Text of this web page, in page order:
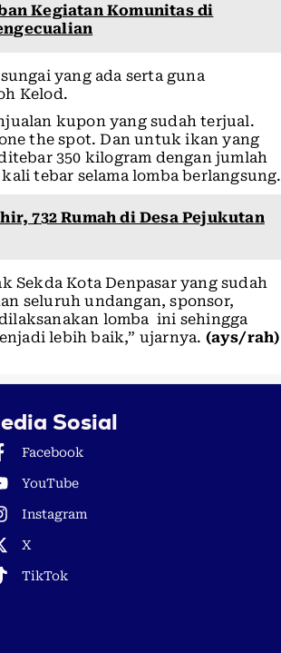
Kegiatan Komunitas di
yang ada serta guna
Kelod.
kupon yang sudah terjual.
the spot. Dan untuk ikan yang
350 kilogram dengan jumlah
tebar selama lomba berlangsung.
732 Rumah di Desa Pejukutan
Sekda Kota Denpasar yang sudah
seluruh undangan, sponsor,
lomba ini sehingga
lebih baik,” ujarnya. (ays/rah)
Sosial
Facebook
YouTube
Instagram
X
TikTok